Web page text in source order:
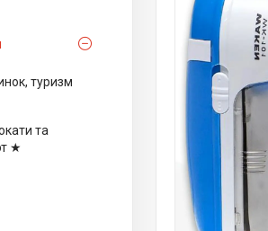
туризм
та
★